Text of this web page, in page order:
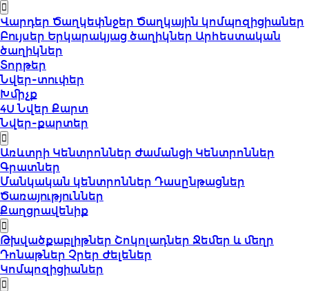
Վարդեր Ծաղկեփնջեր Ծաղկային կոմպոզիցիաներ
Բույսեր Երկարակյաց ծաղիկներ Արհեստական
ծաղիկներ
Տորթեր
Նվեր-տուփեր
Խմիչք
4U Նվեր Քարտ
Նվեր-քարտեր
Առևտրի Կենտրոններ Ժամանցի Կենտրոններ
Գրատներ
Մանկական կենտրոններ Դասընթացներ
Ծառայություններ
Քաղցրավենիք
Թխվածքաբլիթներ Շոկոլադներ Ջեմեր և մեղր
Դոնաթներ Չրեր Ժելեներ
Կոմպոզիցիաներ